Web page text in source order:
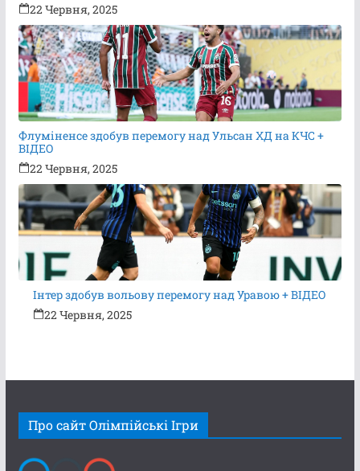
22 Червня, 2025
Флуміненсе здобув перемогу над Ульсан ХД на КЧС +
ВІДЕО
22 Червня, 2025
Інтер здобув вольову перемогу над Уравою + ВІДЕО
22 Червня, 2025
Про сайт Олімпійські Ігри